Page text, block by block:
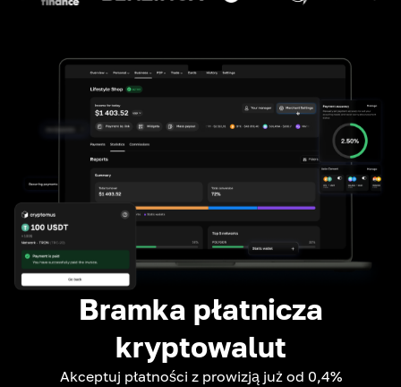
Bramka płatnicza
kryptowalut
Akceptuj płatności z prowizją już od 0,4%